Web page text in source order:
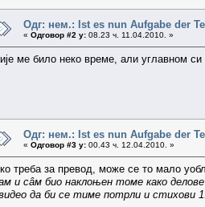
Одг: нем.: Ist es nun Aufgabe der
« Одговор #2 у: 08.23 ч. 11.04.2010. »
ме било неко време, али углавном
Одг: нем.: Ist es nun Aufgabe der
« Одговор #3 у: 00.43 ч. 12.04.2010. »
треба за превод, може се то мало
и сâм био наклоњен томе како
да би се тиме потрли и стихови